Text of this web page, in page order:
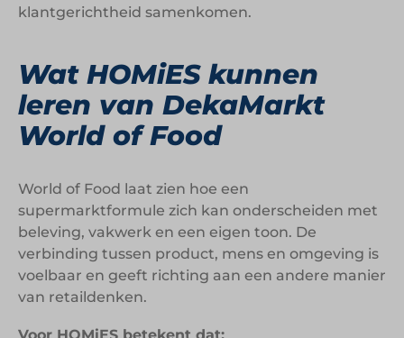
klantgerichtheid samenkomen.
Wat HOMiES kunnen
leren van DekaMarkt
World of Food
World of Food laat zien hoe een
supermarktformule zich kan onderscheiden met
beleving, vakwerk en een eigen toon. De
verbinding tussen product, mens en omgeving is
voelbaar en geeft richting aan een andere manier
van retaildenken.